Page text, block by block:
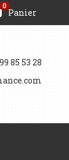
0
Panier
85 53 28